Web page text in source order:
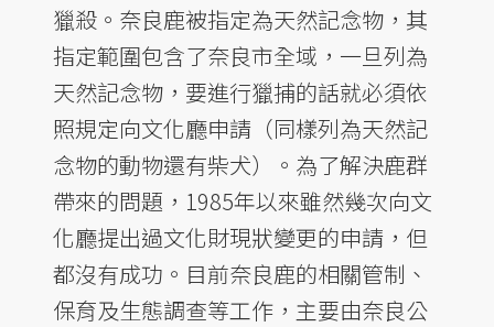
獵殺。奈良鹿被指定為天然記念物，其
指定範圍包含了奈良市全域，一旦列為
天然記念物，要進行獵捕的話就必須依
照規定向文化廳申請（同樣列為天然記
念物的動物還有柴犬）。為了解決鹿群
帶來的問題，1985年以來雖然幾次向文
化廳提出過文化財現狀變更的申請，但
都沒有成功。目前奈良鹿的相關管制、
保育及生態調查等工作，主要由奈良公